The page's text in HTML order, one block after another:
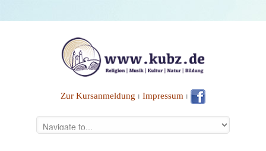
Zur Kursanmeldung ⏐ Impressum ⏐